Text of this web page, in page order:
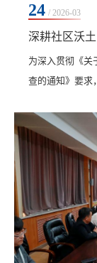
24 / 2026-03
为深入贯彻《关
查的通知》要求
“一站式”学生
处长孙晓芳及“
部署了下一阶
情况，并对